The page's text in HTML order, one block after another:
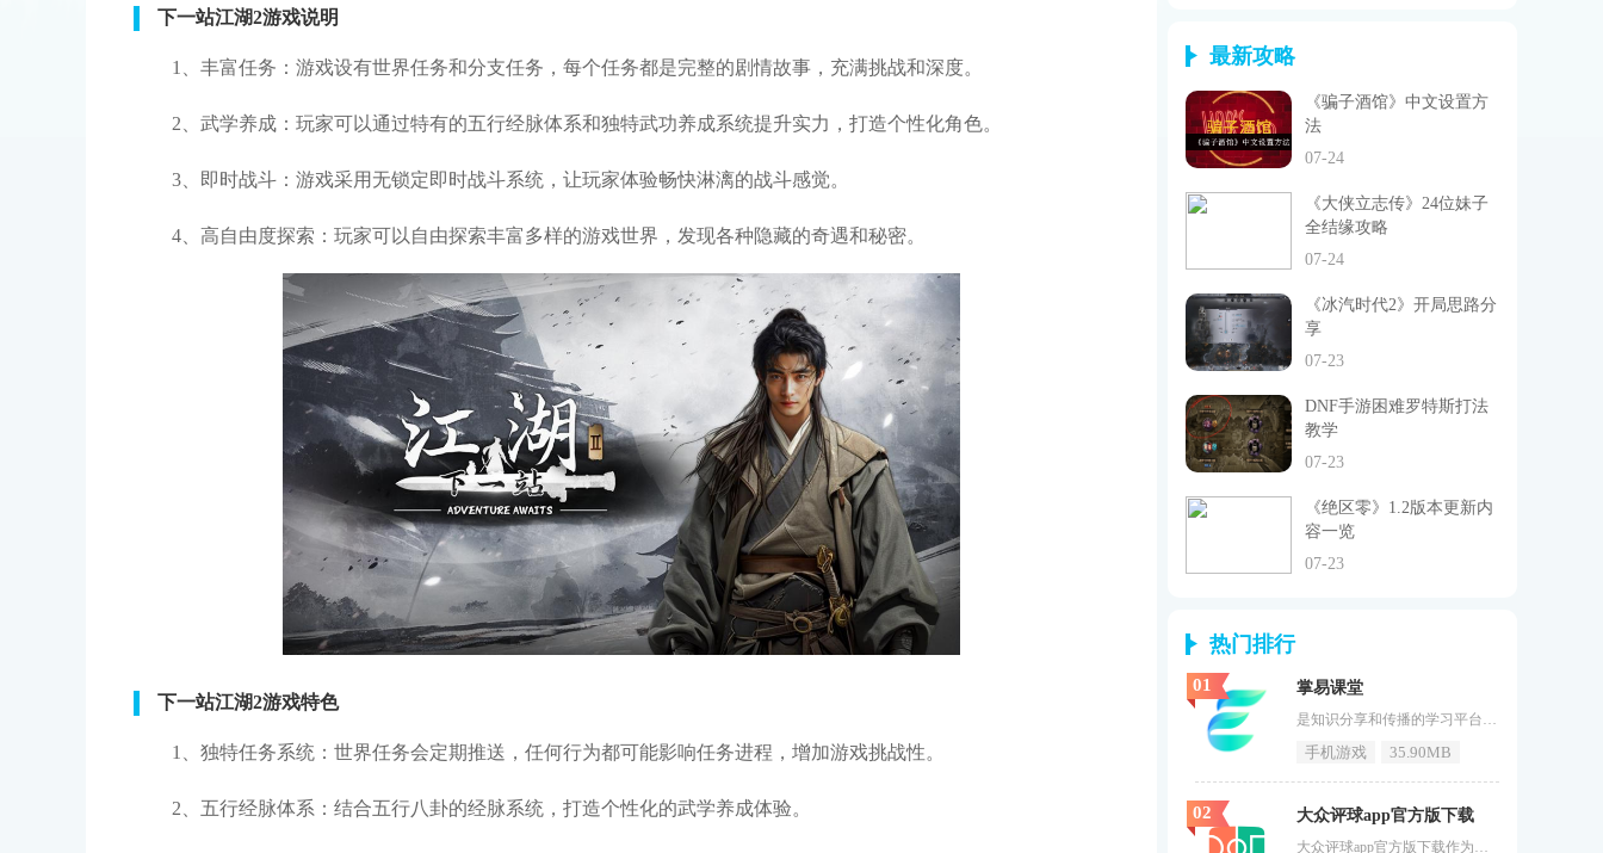
下一站江湖2游戏说明
1、丰富任务：游戏设有世界任务和分支任务，每个任务都是完整的剧情故事，充满挑战和深度。
2、武学养成：玩家可以通过特有的五行经脉体系和独特武功养成系统提升实力，打造个性化角色。
3、即时战斗：游戏采用无锁定即时战斗系统，让玩家体验畅快淋漓的战斗感觉。
4、高自由度探索：玩家可以自由探索丰富多样的游戏世界，发现各种隐藏的奇遇和秘密。
下一站江湖2游戏特色
1、独特任务系统：世界任务会定期推送，任何行为都可能影响任务进程，增加游戏挑战性。
2、五行经脉体系：结合五行八卦的经脉系统，打造个性化的武学养成体验。
最新攻略
《骗子酒馆》中文设置方
法
07-24
《大侠立志传》24位妹子
全结缘攻略
07-24
《冰汽时代2》开局思路分
享
07-23
DNF手游困难罗特斯打法
教学
07-23
《绝区零》1.2版本更新内
容一览
07-23
热门排行
掌易课堂
是知识分享和传播的学习平台，结合作业测验、考核统计等管理功能，满足了各行各业的教育培训需求。拥有多样化的软件功能，清新简洁的软件界面设计风格，使用的方法也是非常的简单易上手。《掌易课堂》中让你轻松学习到更多的知识，在手机上就能养成良好的学习习惯。掌易课堂软件特色即时问学生拍照上传难题，后台老师极速接题，更有交互白板双向交流，让你真正解决学习中的问题。一题一台阶，我们拒绝抄题神器，即时问让你每天进步一点点。贴心实用用户可以通过电脑、手机、平板等均可接入平台，随时随地享
手机游戏 35.90MB
01
大众评球app官方版下载
大众评球app官方版下载作为一款针对足球爱好者的社区应用，通过不断优化创新，已经在市场中树立了一定的品牌形象。它凭借简洁美观的界面设计、及时准确的信息聚合、专业深入的赛事解析、丰富实用的功能以及良好的社区氛围等优势，吸引了大量足球爱好者的关注和喜爱。感兴趣的小伙伴赶快下载最新的软件版本吧。大众评球软件特点1.提供专业足球评论员的深度解析，帮助用户更深入地理解比赛。2.为了满足用户对更多比赛数据和实时新闻的需求，增加更多的比赛数据和实时新闻推送。3.大众评球可能会与更多
02